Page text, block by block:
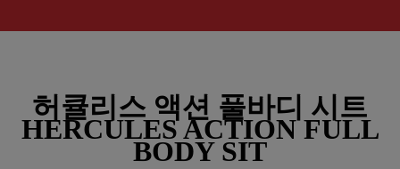
허큘리스 액션 풀바디 시트
HERCULES ACTION FULL
BODY SIT